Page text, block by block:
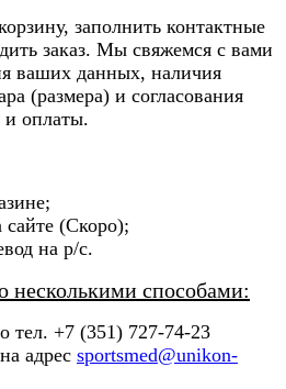
заполнить контактные
заказ. Мы свяжемся с вами
ваших данных, наличия
(размера) и согласования
и оплаты.
(Скоро);
на р/с.
несколькими способами:
тел. +7 (351) 727-74-23
адрес sportsmed@unikon-